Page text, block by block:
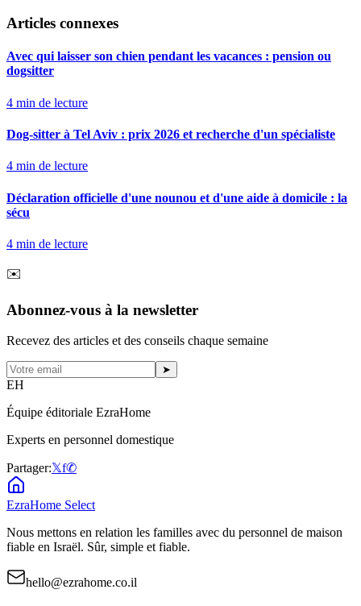
Articles connexes
Avec qui laisser son chien pendant les vacances : pension ou
dogsitter
4 min de lecture
Dog-sitter à Tel Aviv : prix 2026 et recherche d'un spécialiste
4 min de lecture
Déclaration officielle d'une nounou et d'une aide à domicile : la
sécu
4 min de lecture
✉️
Abonnez-vous à la newsletter
Recevez des articles et des conseils chaque semaine
➤
EH
Équipe éditoriale EzraHome
Experts en personnel domestique
Partager:𝕏f✆
EzraHome Select
Nous mettons en relation les familles avec du personnel de maison
fiable en Israël. Sûr, simple et fiable.
hello@ezrahome.co.il